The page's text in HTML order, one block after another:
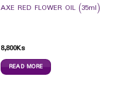
AXE RED FLOWER OIL (35ml)
8,800Ks
READ MORE